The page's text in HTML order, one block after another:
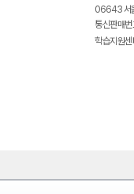
06643 서
통신판매
학습지원